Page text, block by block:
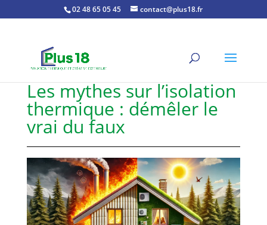
02 48 65 05 45 contact@plus18.fr
Les mythes sur l’isolation
thermique : démêler le
vrai du faux